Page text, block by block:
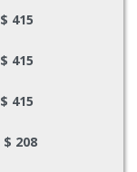
$ 415
$ 415
$ 415
$ 208